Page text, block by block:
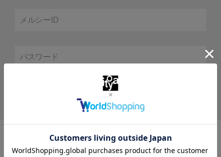
メルシーID
パスワード
メルシーID・パスワードを忘れた方